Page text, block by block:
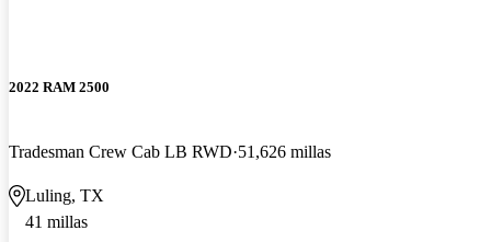
2022 RAM 2500
Tradesman Crew Cab LB RWD 51,626 millas
Luling, TX
41 millas